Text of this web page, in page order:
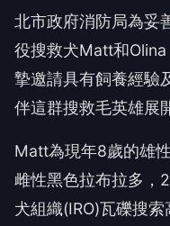
北市政府消防局為妥
役搜救犬Matt和
摯邀請具有飼養經驗
伴這群搜救毛英雄展
Matt為現年8歲的雄
雌性黑色拉布拉多，
犬組織(IRO)瓦礫搜